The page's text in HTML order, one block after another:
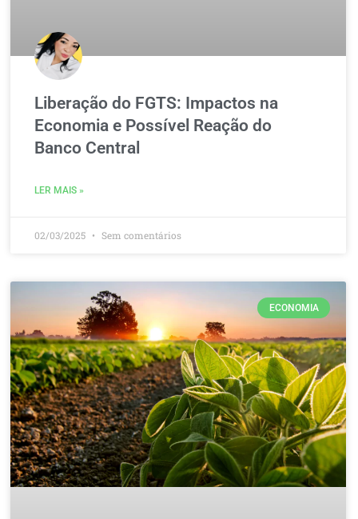
Liberação do FGTS: Impactos na
Economia e Possível Reação do
Banco Central
LER MAIS »
02/03/2025 Sem comentários
ECONOMIA